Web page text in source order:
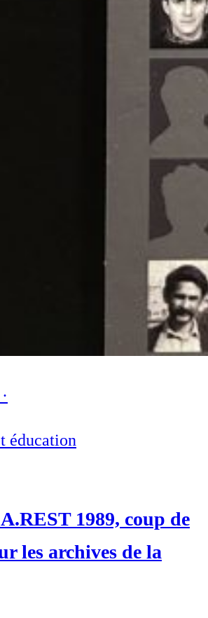
·
éducation
1989, coup de
les archives de la